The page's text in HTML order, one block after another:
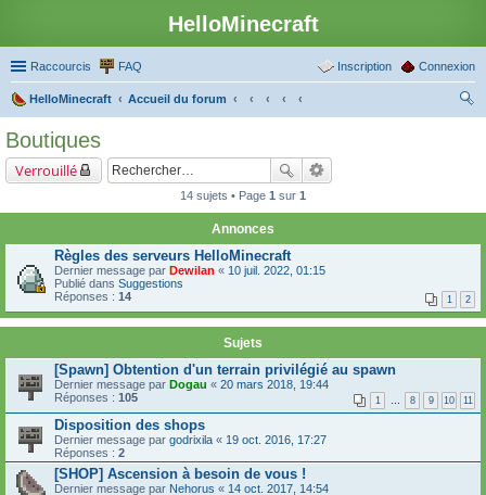
HelloMinecraft
Raccourcis FAQ Connexion
Inscription
HelloMinecraft
Accueil du forum
Boutiques
Verrouillé
14 sujets • Page 1 sur 1
Annonces
Règles des serveurs HelloMinecraft
Dernier message par Dewilan « 10 juil. 2022, 01:15
Publié dans Suggestions
Réponses : 14 1 2
Sujets
[Spawn] Obtention d'un terrain privilégié au spawn
Dernier message par Dogau « 20 mars 2018, 19:44
Réponses : 105 1 … 8 9 10 11
Disposition des shops
Dernier message par godrixila « 19 oct. 2016, 17:27
Réponses : 2
[SHOP] Ascension à besoin de vous !
Dernier message par Nehorus « 14 oct. 2017, 14:54